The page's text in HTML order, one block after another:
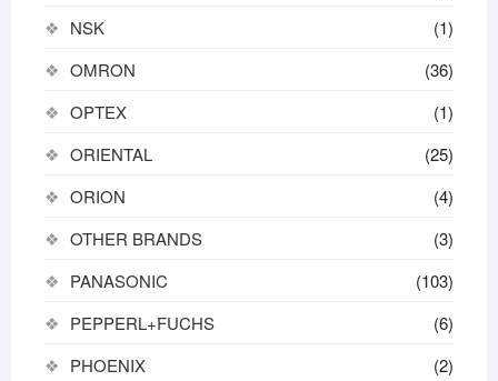
NSK
(1)
OMRON
(36)
OPTEX
(1)
ORIENTAL
(25)
ORION
(4)
OTHER BRANDS
(3)
PANASONIC
(103)
PEPPERL+FUCHS
(6)
PHOENIX
(2)